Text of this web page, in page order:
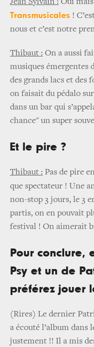
Jean Sylvain : Oui
Transmusicales !
nous et c’est notre
Thibaut : On a aussi
musiques
des grands lacs et des
on faisait du pédalo
dans un bar qui
chance" un super
Et le pire ?
Thibaut : Pas de pire
que spectateur ! Une
non-stop 3 jours, le 3
partis, on en pouvait
festival ! On aimerait
Pour conclure,
Psy et un de
préférez jouer
(Rires) Le dernier
a écouté l’album dans
justement !! Il a mis